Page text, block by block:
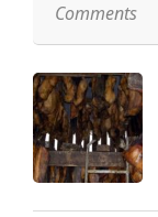
Comments